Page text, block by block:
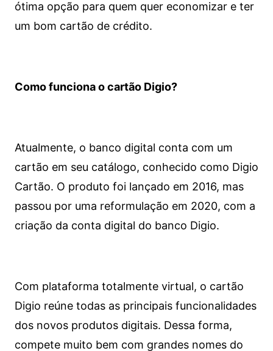
ótima opção para quem quer economizar e ter
um bom cartão de crédito.
Como funciona o cartão Digio?
Atualmente, o banco digital conta com um
cartão em seu catálogo, conhecido como Digio
Cartão. O produto foi lançado em 2016, mas
passou por uma reformulação em 2020, com a
criação da conta digital do banco Digio.
Com plataforma totalmente virtual, o cartão
Digio reúne todas as principais funcionalidades
dos novos produtos digitais. Dessa forma,
compete muito bem com grandes nomes do